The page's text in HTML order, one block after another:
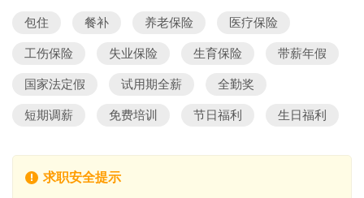
包住 餐补 养老保险 医疗保险
工伤保险 失业保险 生育保险 带薪年假
国家法定假 试用期全薪 全勤奖
短期调薪 免费培训 节日福利 生日福利
求职安全提示